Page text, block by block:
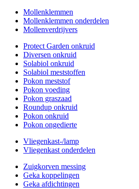
Mollenklemmen
Mollenklemmen onderdelen
Mollenverdrijvers
Protect Garden onkruid
Diversen onkruid
Solabiol onkruid
Solabiol meststoffen
Pokon meststof
Pokon voeding
Pokon graszaad
Roundup onkruid
Pokon onkruid
Pokon ongedierte
Vliegenkast-/lamp
Vliegenkast onderdelen
Zuigkorven messing
Geka koppelingen
Geka afdichtingen